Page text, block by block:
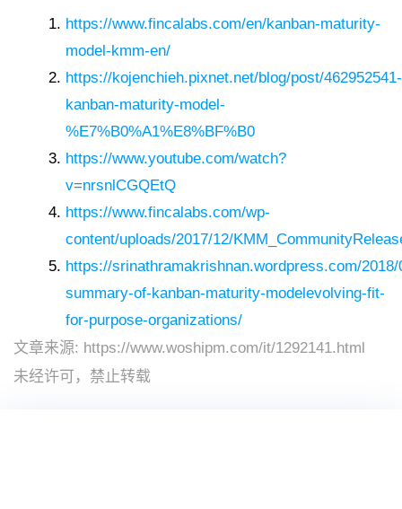
https://www.fincalabs.com/en/kanban-maturity-
model-kmm-en/
https://kojenchieh.pixnet.net/blog/post/462952541-
kanban-maturity-model-
%E7%B0%A1%E8%BF%B0
https://www.youtube.com/watch?
v=nrsnlCGQEtQ
https://www.fincalabs.com/wp-
content/uploads/2017/12/
https://srinathramakrishnan.wordpress.com/
summary-of-kanban-maturity-modelevolving-fit-
for-purpose-organizations/
文章来源: https://www.woshipm.com/it/1292141.html
未经许可，禁止转载